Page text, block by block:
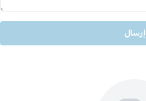
إرسال